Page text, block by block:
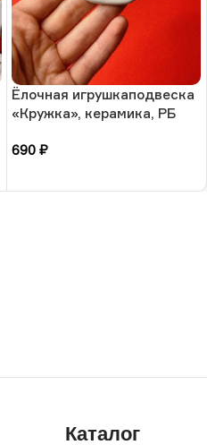
Ёлочная игрушкаподвеска
«Кружка», керамика, РБ
690 ₽
Каталог